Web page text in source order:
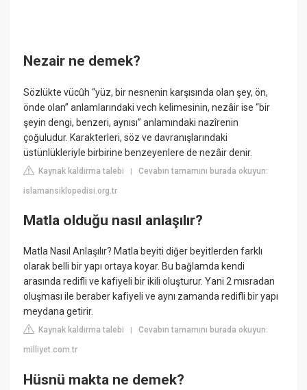
Nezair ne demek?
Sözlükte vücûh “yüz, bir nesnenin karşısında olan şey, ön,
önde olan” anlamlarındaki vech kelimesinin, nezâir ise “bir
şeyin dengi, benzeri, aynısı” anlamındaki nazîrenin
çoğuludur. Karakterleri, söz ve davranışlarındaki
üstünlükleriyle birbirine benzeyenlere de nezâir denir.
Kaynak kaldırma talebi |Cevabın tamamını burada okuyun:
islamansiklopedisi.org.tr
Matla olduğu nasıl anlaşılır?
Matla Nasıl Anlaşılır? Matla beyiti diğer beyitlerden farklı
olarak belli bir yapı ortaya koyar. Bu bağlamda kendi
arasında redifli ve kafiyeli bir ikili oluşturur. Yani 2 mısradan
oluşması ile beraber kafiyeli ve aynı zamanda redifli bir yapı
meydana getirir.
Kaynak kaldırma talebi |Cevabın tamamını burada okuyun:
milliyet.com.tr
Hüsnü makta ne demek?